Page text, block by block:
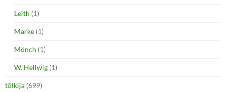
Leith (1)
Marke (1)
Mönch (1)
W. Hellwig (1)
tõlkija (699)